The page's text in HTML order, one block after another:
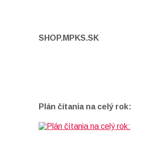
SHOP.MPKS.SK
Plán čítania na celý rok: